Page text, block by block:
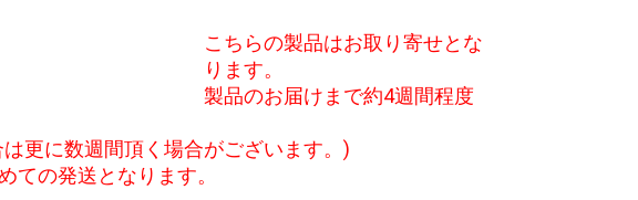
こちらの製品はお取り寄せとな
ります。
製品のお届けまで約4週間程度
更に数週間頂く場合がございます。)
ての発送となります。